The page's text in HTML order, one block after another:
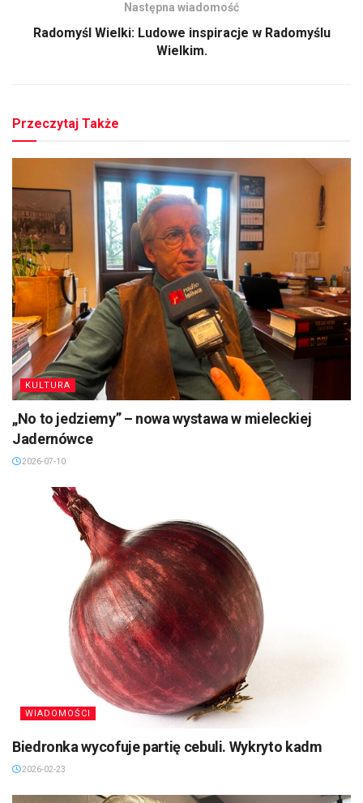
Następna wiadomość
Radomyśl Wielki: Ludowe inspiracje w Radomyślu
Wielkim.
Przeczytaj Także
KULTURA
„No to jedziemy” – nowa wystawa w mieleckiej
Jadernówce
2026-07-10
WIADOMOŚCI
Biedronka wycofuje partię cebuli. Wykryto kadm
2026-02-23